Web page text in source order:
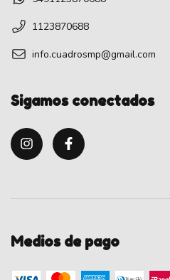
1123870688
info.cuadrosmp@gmail.com
Sigamos conectados
Medios de pago